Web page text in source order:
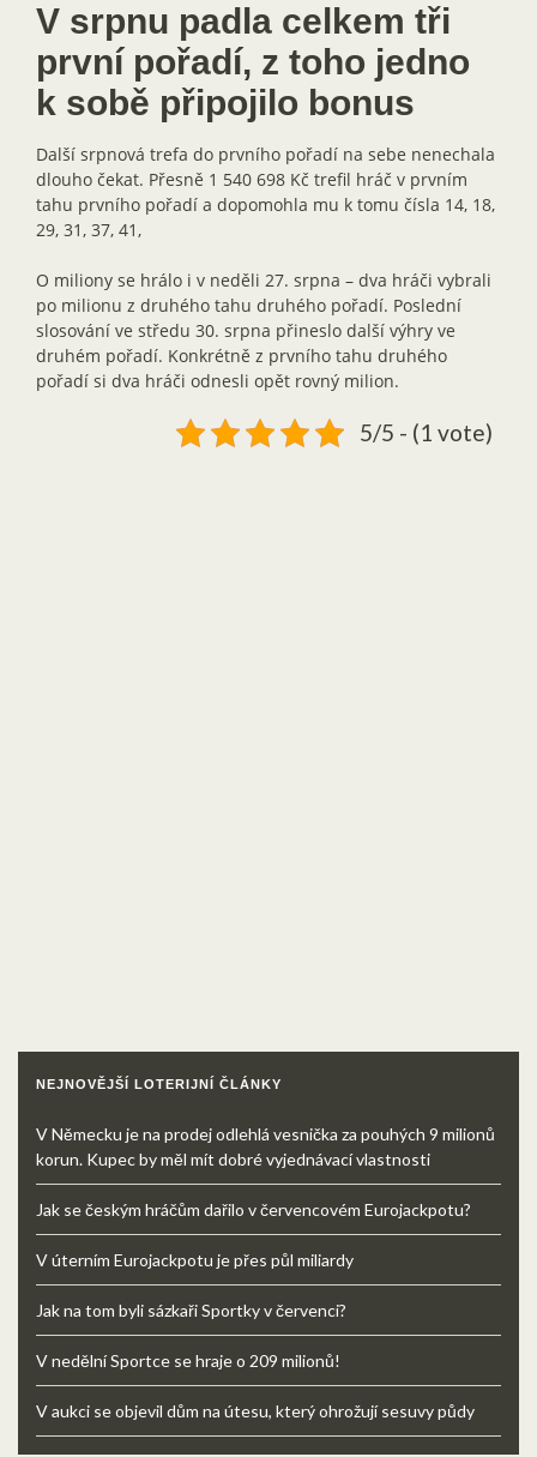
V srpnu padla celkem tři
první pořadí, z toho jedno
k sobě připojilo bonus
Další srpnová trefa do prvního pořadí na sebe nenechala
dlouho čekat. Přesně 1 540 698 Kč trefil hráč v prvním
tahu prvního pořadí a dopomohla mu k tomu čísla 14, 18,
29, 31, 37, 41,
O miliony se hrálo i v neděli 27. srpna – dva hráči vybrali
po milionu z druhého tahu druhého pořadí. Poslední
slosování ve středu 30. srpna přineslo další výhry ve
druhém pořadí. Konkrétně z prvního tahu druhého
pořadí si dva hráči odnesli opět rovný milion.
5/5 - (1 vote)
NEJNOVĚJŠÍ LOTERIJNÍ ČLÁNKY
V Německu je na prodej odlehlá vesnička za pouhých 9 milionů
korun. Kupec by měl mít dobré vyjednávací vlastnosti
Jak se českým hráčům dařilo v červencovém Eurojackpotu?
V úterním Eurojackpotu je přes půl miliardy
Jak na tom byli sázkaři Sportky v červenci?
V nedělní Sportce se hraje o 209 milionů!
V aukci se objevil dům na útesu, který ohrožují sesuvy půdy